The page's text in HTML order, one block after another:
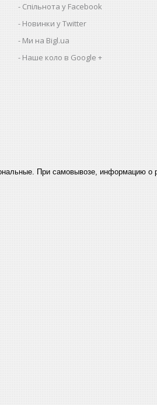
Спільнота у Facebook
Новинки у Twitter
Ми на Bigl.ua
Наше коло в Google +
При самовывозе, информацию о